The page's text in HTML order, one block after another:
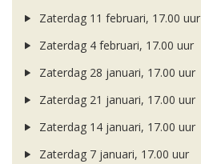
Zaterdag 11 februari, 17.00 uur
Zaterdag 4 februari, 17.00 uur
Zaterdag 28 januari, 17.00 uur
Zaterdag 21 januari, 17.00 uur
Zaterdag 14 januari, 17.00 uur
Zaterdag 7 januari, 17.00 uur